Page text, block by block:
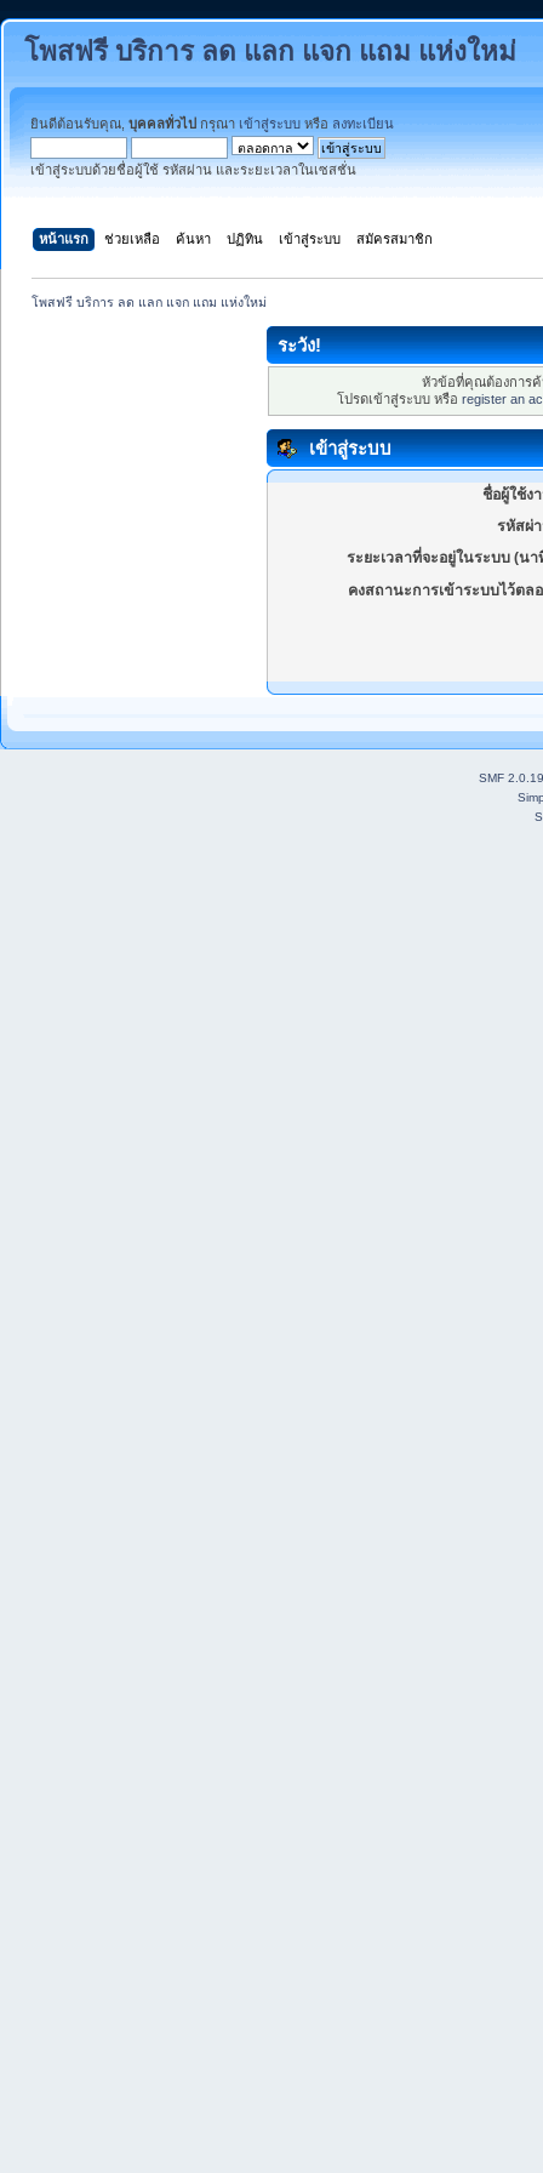
โพสฟรี บริการ ลด แลก แจก แถม แห่งใหม่
ยินดีต้อนรับคุณ, บุคคลทั่วไป กรุณา เข้าสู่ระบบ หรือ ลงทะเบียน
เข้าสู่ระบบด้วยชื่อผู้ใช้ รหัสผ่าน และระยะเวลาในเซสชั่น
หน้าแรก ช่วยเหลือ ค้นหา ปฏิทิน เข้าสู่ระบบ สมัครสมาชิก
โพสฟรี บริการ ลด แลก แจก แถม แห่งใหม่
ระวัง!
หัวข้อที่คุณต้องการ
โปรดเข้าสู่ระบบ หรือ register an
เข้าสู่ระบบ
ชื่อผู้ใช้ง
รหัสผ่
ระยะเวลาที่จะอยู่ในระบบ (นา
คงสถานะการเข้าระบบไว้ตล
SMF 2.0.19